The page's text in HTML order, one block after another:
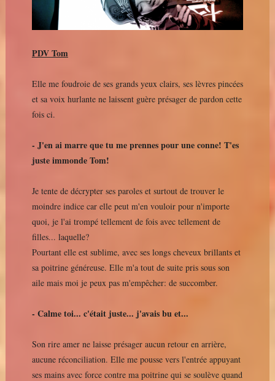
PDV Tom
Elle me foudroie de ses grands yeux clairs, ses lèvres pincées
et sa voix hurlante ne laissent guère présager de pardon cette
fois ci.
- J'en ai marre que tu me prennes pour une conne! T'es
juste immonde Tom!
Je tente de décrypter ses paroles et surtout de trouver le
moindre indice car elle peut m'en vouloir pour n'importe
quoi, je l'ai trompé tellement de fois avec tellement de
filles... laquelle?
Pourtant elle est sublime, avec ses longs cheveux brillants et
sa poitrine généreuse. Elle m'a tout de suite pris sous son
aile mais moi je peux pas m'empêcher: de succomber.
- Calme toi... c'était juste... j'avais bu et...
Son rire amer ne laisse présager aucun retour en arrière,
aucune réconciliation. Elle me pousse vers l'entrée appuyant
ses mains avec force contre ma poitrine qui se soulève quand